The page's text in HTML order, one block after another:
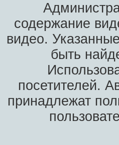
содержание
видео.
быть
посетителей.
принадлежат